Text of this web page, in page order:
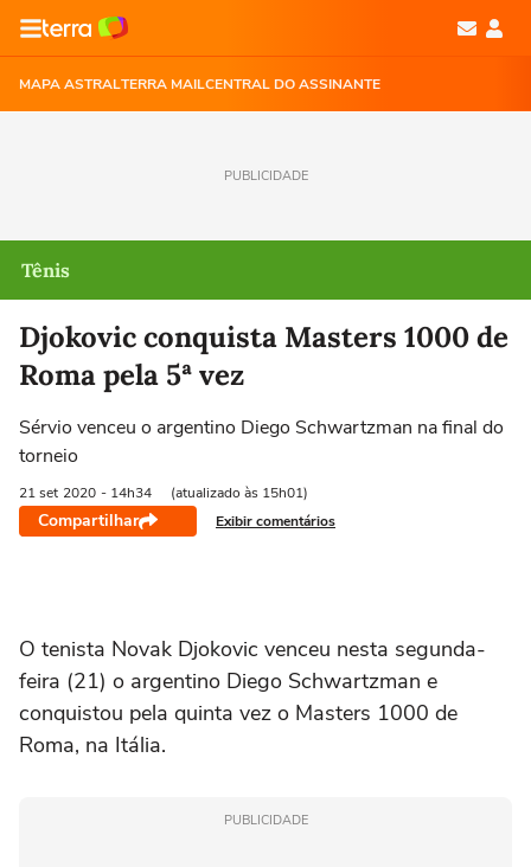
MAPA ASTRALTERRA MAILCENTRAL DO ASSINANTE
PUBLICIDADE
Tênis
Djokovic conquista Masters 1000 de
Roma pela 5ª vez
Sérvio venceu o argentino Diego Schwartzman na final do
torneio
21 set 2020 - 14h34 (atualizado às 15h01)
Compartilhar Exibir comentários
O tenista Novak Djokovic venceu nesta segunda-
feira (21) o argentino Diego Schwartzman e
conquistou pela quinta vez o Masters 1000 de
Roma, na Itália.
PUBLICIDADE